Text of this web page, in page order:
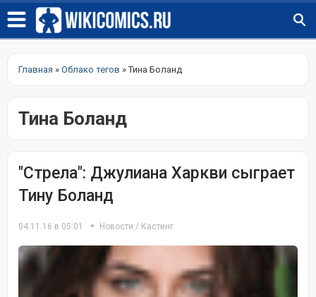
Главная » Облако тегов » Тина Боланд
Тина Боланд
"Стрела": Джулиана Харкви сыграет
Тину Боланд
04.11.16 в 05:01 Новости / Кастинг